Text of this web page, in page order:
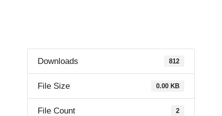
Downloads 812
File Size 0.00 KB
File Count 2